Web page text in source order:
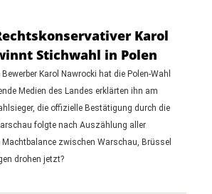
Karol
Stichwahl in Polen
Karol Nawrocki hat die Polen-Wahl
Medien des Landes erklärten ihn am
die offizielle Bestätigung durch die
folgte nach Auszählung aller
Machtbalance zwischen Warschau, Brüssel
drohen jetzt?